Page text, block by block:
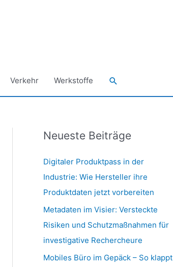
Verkehr Werkstoffe Suchen
Neueste Beiträge
Digitaler Produktpass in der
Industrie: Wie Hersteller ihre
Produktdaten jetzt vorbereiten
Metadaten im Visier: Versteckte
Risiken und Schutzmaßnahmen für
investigative Rechercheure
Mobiles Büro im Gepäck – So klappt